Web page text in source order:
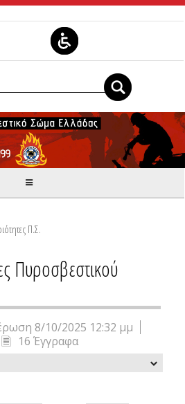
Π.Σ.
Πυροσβεστικού
8/10/2025 12:32 μμ
16 Έγγραφα